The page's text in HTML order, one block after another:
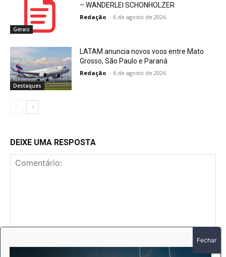
Gerais
– WANDERLEI SCHONHOLZER
Redação - 6 de agosto de 2026
Destaques
LATAM anuncia novos voos entre Mato
Grosso, São Paulo e Paraná
Redação - 6 de agosto de 2026
DEIXE UMA RESPOSTA